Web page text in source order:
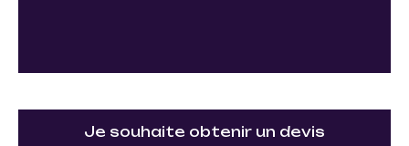
Je souhaite obtenir un devis